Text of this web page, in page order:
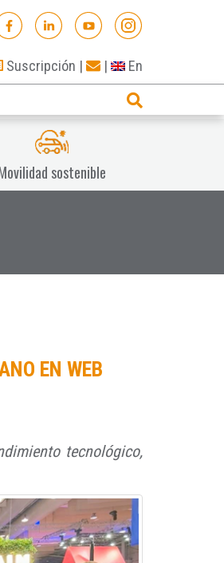
Suscripción | | En
sostenible
EN WEB
tecnológico,